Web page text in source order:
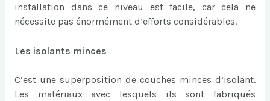
installation dans ce niveau est facile, car cela ne
nécessite pas énormément d’efforts considérables.
Les isolants minces
C’est une superposition de couches minces d’isolant.
Les matériaux avec lesquels ils sont fabriqués